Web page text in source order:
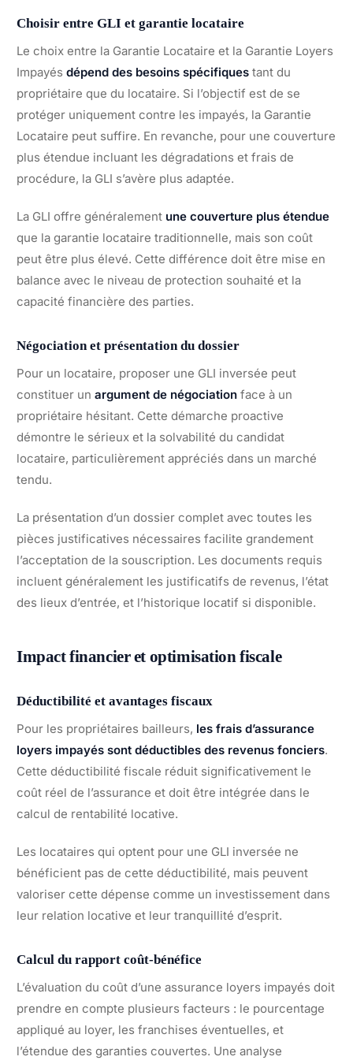
Choisir entre GLI et garantie locataire
Le choix entre la Garantie Locataire et la Garantie Loyers
Impayés dépend des besoins spécifiques tant du
propriétaire que du locataire. Si l’objectif est de se
protéger uniquement contre les impayés, la Garantie
Locataire peut suffire. En revanche, pour une couverture
plus étendue incluant les dégradations et frais de
procédure, la GLI s’avère plus adaptée.
La GLI offre généralement une couverture plus étendue
que la garantie locataire traditionnelle, mais son coût
peut être plus élevé. Cette différence doit être mise en
balance avec le niveau de protection souhaité et la
capacité financière des parties.
Négociation et présentation du dossier
Pour un locataire, proposer une GLI inversée peut
constituer un argument de négociation face à un
propriétaire hésitant. Cette démarche proactive
démontre le sérieux et la solvabilité du candidat
locataire, particulièrement appréciés dans un marché
tendu.
La présentation d’un dossier complet avec toutes les
pièces justificatives nécessaires facilite grandement
l’acceptation de la souscription. Les documents requis
incluent généralement les justificatifs de revenus, l’état
des lieux d’entrée, et l’historique locatif si disponible.
Impact financier et optimisation fiscale
Déductibilité et avantages fiscaux
Pour les propriétaires bailleurs, les frais d’assurance
loyers impayés sont déductibles des revenus fonciers.
Cette déductibilité fiscale réduit significativement le
coût réel de l’assurance et doit être intégrée dans le
calcul de rentabilité locative.
Les locataires qui optent pour une GLI inversée ne
bénéficient pas de cette déductibilité, mais peuvent
valoriser cette dépense comme un investissement dans
leur relation locative et leur tranquillité d’esprit.
Calcul du rapport coût-bénéfice
L’évaluation du coût d’une assurance loyers impayés doit
prendre en compte plusieurs facteurs : le pourcentage
appliqué au loyer, les franchises éventuelles, et
l’étendue des garanties couvertes. Une analyse